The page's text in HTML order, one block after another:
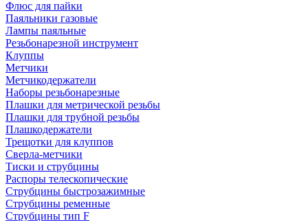
Флюс для пайки
Паяльники газовые
Лампы паяльные
Резьбонарезной инструмент
Клуппы
Метчики
Метчикодержатели
Наборы резьбонарезные
Плашки для метрической резьбы
Плашки для трубной резьбы
Плашкодержатели
Трещотки для клуппов
Сверла-метчики
Тиски и струбцины
Распоры телескопические
Струбцины быстрозажимные
Струбцины ременные
Струбцины тип F